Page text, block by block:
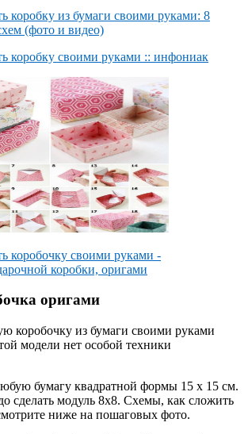
оригами
коробочку из бумаги своими руками
модели нет особой техники
бумагу квадратной формы 15 х 15 см.
сделать модуль 8х8. Схемы, как сложить
ниже на пошаговых фото.